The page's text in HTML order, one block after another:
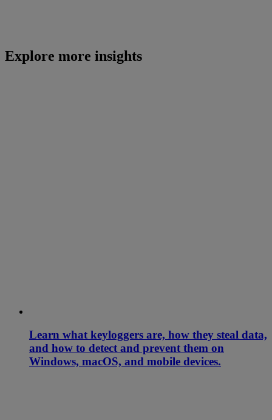
Explore more insights
Learn what keyloggers are, how they steal data,
and how to detect and prevent them on
Windows, macOS, and mobile devices.